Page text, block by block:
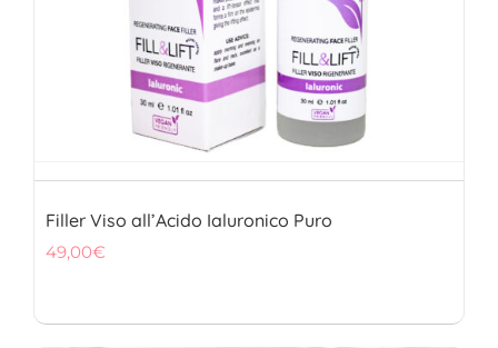
Filler Viso all’Acido Ialuronico Puro
49,00€